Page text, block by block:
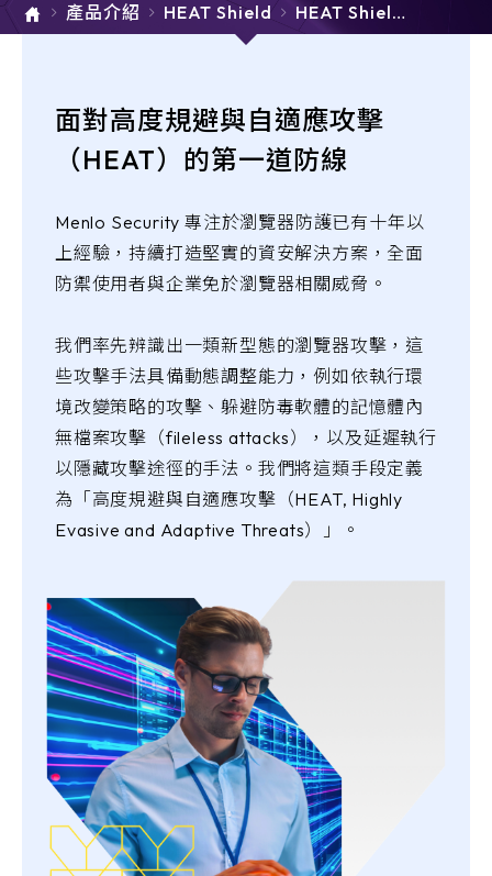
ARMIS
產品介紹 HEAT Shield
HEAT Shield
AI
面對高度規避與自適應攻擊
（HEAT）的第一道防線
Menlo Security 專注於瀏覽器防護已有十年以
上經驗，持續打造堅實的資安解決方案，全面
防禦使用者與企業免於瀏覽器相關威脅。
我們率先辨識出一類新型態的瀏覽器攻擊，這
些攻擊手法具備動態調整能力，例如依執行環
境改變策略的攻擊、躲避防毒軟體的記憶體內
無檔案攻擊（fileless attacks），以及延遲執行
以隱藏攻擊途徑的手法。我們將這類手段定義
為「高度規避與自適應攻擊（HEAT, Highly
Evasive and Adaptive Threats）」。